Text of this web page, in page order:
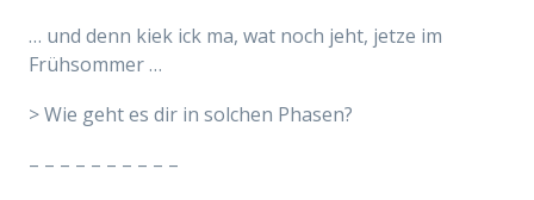
… und denn kiek ick ma, wat noch jeht, jetze im
Frühsommer …
> Wie geht es dir in solchen Phasen?
– – – – – – – – – –